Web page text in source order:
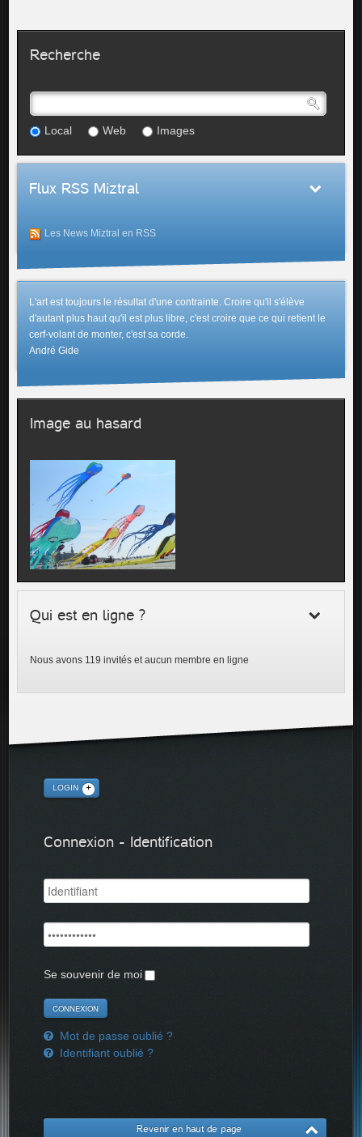
Recherche
Local Web Images
Flux RSS Miztral
Les News Miztral en RSS
L'art est toujours le résultat d'une contrainte. Croire qu'il s'élève
d'autant plus haut qu'il est plus libre, c'est croire que ce qui retient le
cerf-volant de monter, c'est sa corde.
André Gide
Image au hasard
Qui est en ligne ?
Nous avons 119 invités et aucun membre en ligne
LOGIN
Connexion - Identification
Se souvenir de moi
Mot de passe oublié ?
Identifiant oublié ?
Revenir en haut de page